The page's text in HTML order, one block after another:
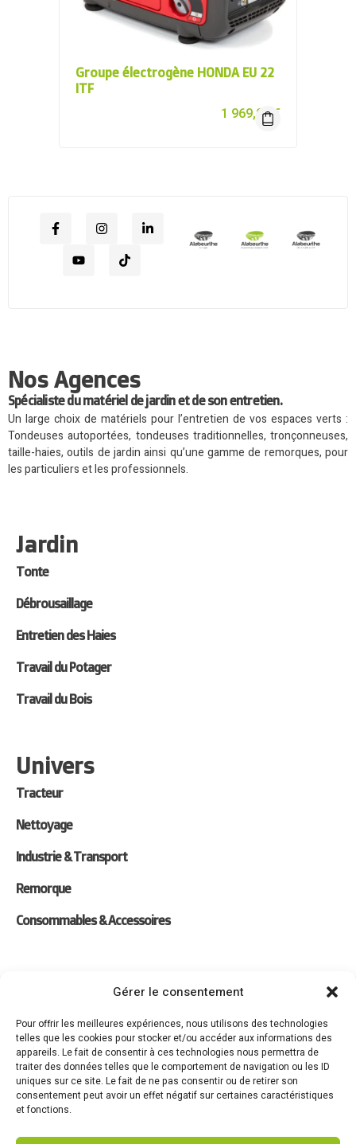
Gérer le consentement
Pour offrir les meilleures expériences, nous utilisons des technologies
telles que les cookies pour stocker et/ou accéder aux informations des
appareils. Le fait de consentir à ces technologies nous permettra de
traiter des données telles que le comportement de navigation ou les ID
uniques sur ce site. Le fait de ne pas consentir ou de retirer son
consentement peut avoir un effet négatif sur certaines caractéristiques
et fonctions.
Groupe électrogène HONDA EU 22
ITF
1 969,00€
Nos Agences
Spécialiste du matériel de jardin et de son entretien.
Un large choix de matériels pour l’entretien de vos espaces verts :
Tondeuses autoportées, tondeuses traditionnelles, tronçonneuses,
taille-haies, outils de jardin ainsi qu’une gamme de remorques, pour
les particuliers et les professionnels.
Jardin
Tonte
Débrousaillage
Entretien des Haies
Travail du Potager
Travail du Bois
Univers
Tracteur
Nettoyage
Industrie & Transport
Remorque
Consommables & Accessoires
Forfaits Entretien
Actualités
Recrutement